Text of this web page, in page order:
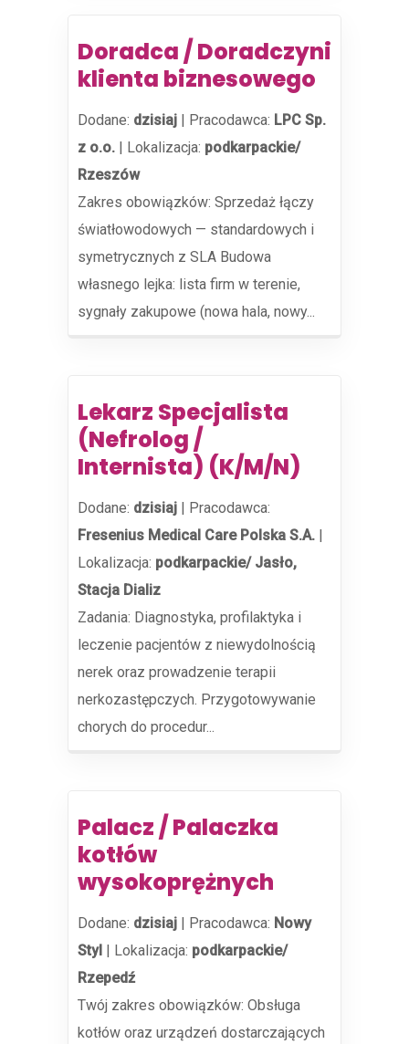
Doradca / Doradczyni
klienta biznesowego
Dodane: dzisiaj | Pracodawca: LPC Sp.
z o.o. | Lokalizacja: podkarpackie/
Rzeszów
Zakres obowiązków: Sprzedaż łączy
światłowodowych — standardowych i
symetrycznych z SLA Budowa
własnego lejka: lista firm w terenie,
sygnały zakupowe (nowa hala, nowy...
Lekarz Specjalista
(Nefrolog /
Internista) (K/M/N)
Dodane: dzisiaj | Pracodawca:
Fresenius Medical Care Polska S.A. |
Lokalizacja: podkarpackie/ Jasło,
Stacja Dializ
Zadania: Diagnostyka, profilaktyka i
leczenie pacjentów z niewydolnością
nerek oraz prowadzenie terapii
nerkozastępczych. Przygotowywanie
chorych do procedur...
Palacz / Palaczka
kotłów
wysokoprężnych
Dodane: dzisiaj | Pracodawca: Nowy
Styl | Lokalizacja: podkarpackie/
Rzepedź
Twój zakres obowiązków: Obsługa
kotłów oraz urządzeń dostarczających